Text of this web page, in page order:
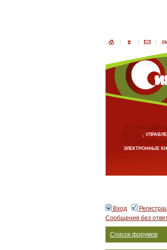
БИЗНЕС,
АНГЛИЙСКИЙ
ЭЛЕКТРОННЫЕ
Вход
Сообщения без
Список форумов